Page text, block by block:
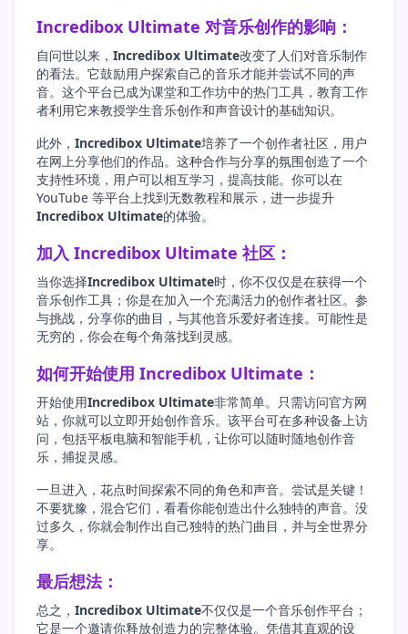
Incredibox Ultimate 对音乐创作的影响：
自问世以来， Incredibox Ultimate改变了人们对音乐制作
的看法。它鼓励用户探索自己的音乐才能并尝试不同的声
音。这个平台已成为课堂和工作坊中的热门工具，教育工作
者利用它来教授学生音乐创作和声音设计的基础知识。
此外， Incredibox Ultimate培养了一个创作者社区，用户
在网上分享他们的作品。这种合作与分享的氛围创造了一个
支持性环境，用户可以相互学习，提高技能。你可以在
YouTube 等平台上找到无数教程和展示，进一步提升
Incredibox Ultimate的体验。
加入 Incredibox Ultimate 社区：
当你选择Incredibox Ultimate时，你不仅仅是在获得一个
音乐创作工具；你是在加入一个充满活力的创作者社区。参
与挑战，分享你的曲目，与其他音乐爱好者连接。可能性是
无穷的，你会在每个角落找到灵感。
如何开始使用 Incredibox Ultimate：
开始使用Incredibox Ultimate非常简单。只需访问官方网
站，你就可以立即开始创作音乐。该平台可在多种设备上访
问，包括平板电脑和智能手机，让你可以随时随地创作音
乐，捕捉灵感。
一旦进入，花点时间探索不同的角色和声音。尝试是关键！
不要犹豫，混合它们，看看你能创造出什么独特的声音。没
过多久，你就会制作出自己独特的热门曲目，并与全世界分
享。
最后想法：
总之， Incredibox Ultimate不仅仅是一个音乐创作平台；
它是一个邀请你释放创造力的完整体验。凭借其直观的设